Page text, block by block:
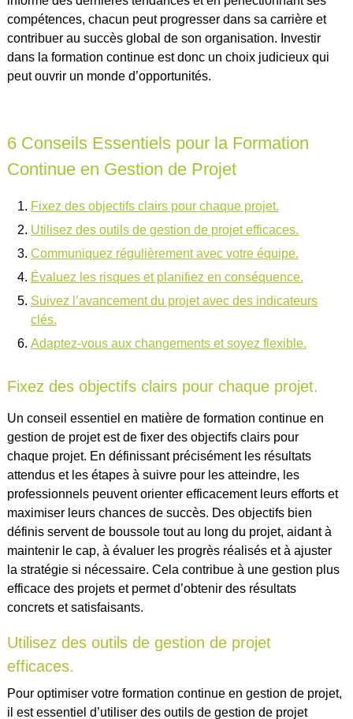
compétences, chacun peut progresser dans sa carrière et
contribuer au succès global de son organisation. Investir
dans la formation continue est donc un choix judicieux qui
peut ouvrir un monde d’opportunités.
6 Conseils Essentiels pour la Formation
Continue en Gestion de Projet
Fixez des objectifs clairs pour chaque projet.
Utilisez des outils de gestion de projet efficaces.
Communiquez régulièrement avec votre équipe.
Évaluez les risques et planifiez en conséquence.
Suivez l’avancement du projet avec des indicateurs
clés.
Adaptez-vous aux changements et soyez flexible.
Fixez des objectifs clairs pour chaque projet.
Un conseil essentiel en matière de formation continue en
gestion de projet est de fixer des objectifs clairs pour
chaque projet. En définissant précisément les résultats
attendus et les étapes à suivre pour les atteindre, les
professionnels peuvent orienter efficacement leurs efforts et
maximiser leurs chances de succès. Des objectifs bien
définis servent de boussole tout au long du projet, aidant à
maintenir le cap, à évaluer les progrès réalisés et à ajuster
la stratégie si nécessaire. Cela contribue à une gestion plus
efficace des projets et permet d’obtenir des résultats
concrets et satisfaisants.
Utilisez des outils de gestion de projet
efficaces.
Pour optimiser votre formation continue en gestion de projet,
il est essentiel d’utiliser des outils de gestion de projet